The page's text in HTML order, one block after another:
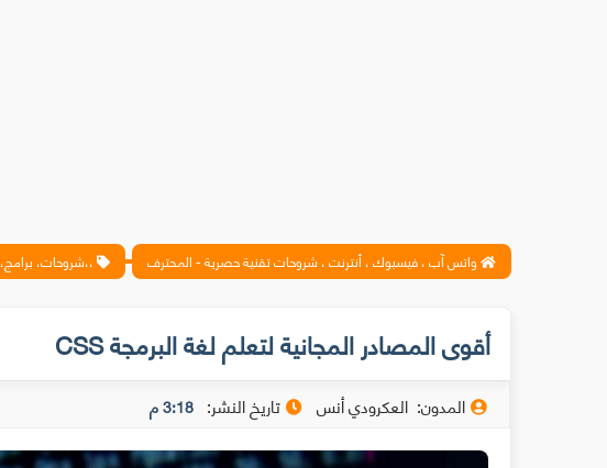
واتس آب ، فيسبوك ، أنترنت ، شروحات تقنية حصرية - المحترف ،،شروحات، برامج،
أقوى المصادر المجانية لتعلم لغة البرمجة CSS
المدون: العكرودي أنس تاريخ النشر: 3:18 م